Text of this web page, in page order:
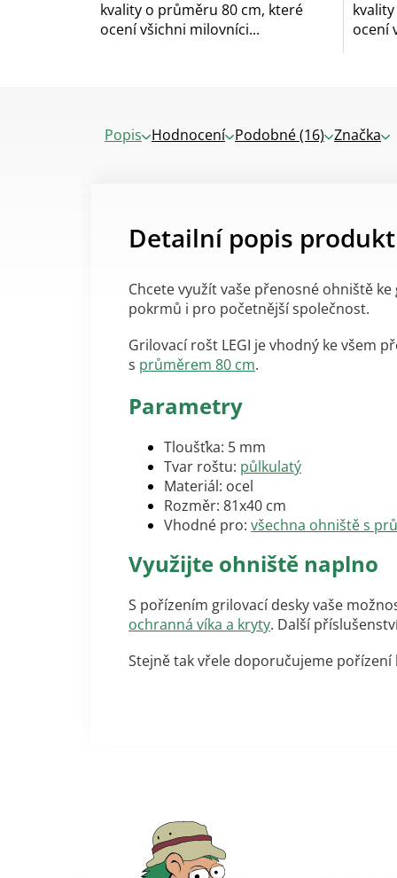
kvality o průměru 80 cm, které
ocení všichni milovníci...
ocení
Popis Podobné (16)
Hodnocení Značka
Detailní popis
Chcete využít vaše přenosné ohniště ke
pokrmů i pro početnější společnost.
Grilovací rošt LEGI je vhodný ke všem
s průměrem 80 cm.
Parametry
Tloušťka: 5 mm
Tvar roštu: půlkulatý
Materiál: ocel
Rozměr: 81x40 cm
Vhodné pro: všechna ohniště s
Využijte ohniště naplno
S pořízením grilovací desky vaše
ochranná víka a kryty. Další
Stejně tak vřele doporučujeme pořízení